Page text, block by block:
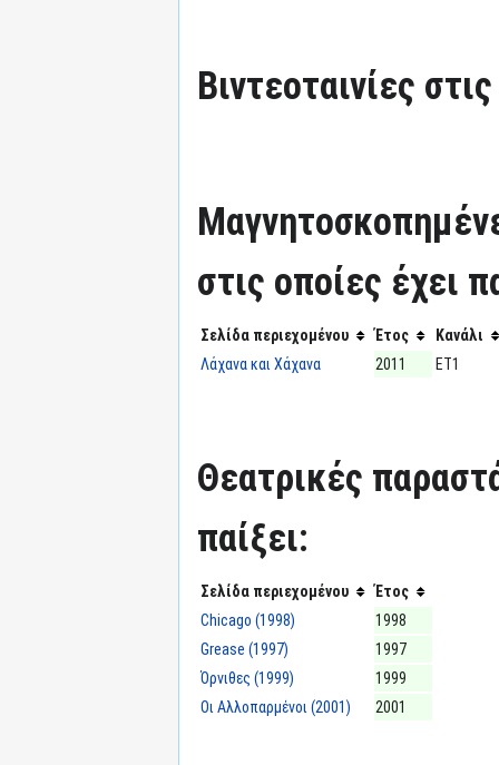
Βιντεοταινίες
στις οποίες έχει
Σελίδα περιεχομένου Έτος
Κανάλι
Λάχανα και Χάχανα
2011 ΕΤ1
Θεατρικές
παίξει:
Σελίδα περιεχομένου
Έτος
Chicago (1998)
1998
Grease (1997)
1997
Όρνιθες (1999)
1999
Οι Αλλοπαρμένοι (2001)
2001